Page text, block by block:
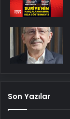
Son Yazılar